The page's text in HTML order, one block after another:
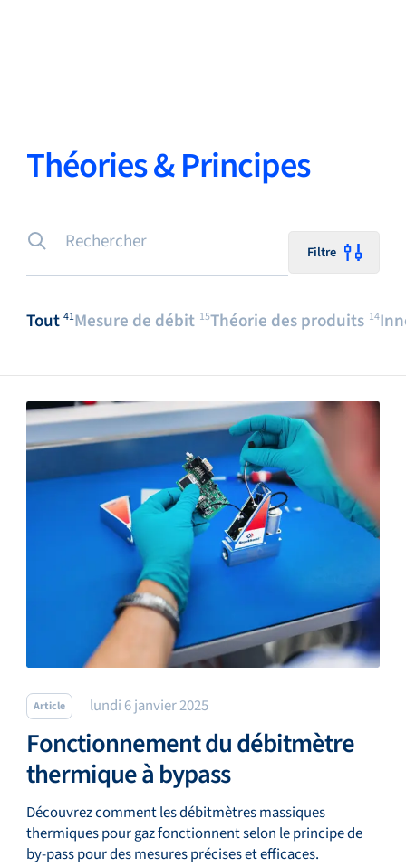
Applications
Service et assistance
Académie Flow
Bronkhorst
Contact
Théories & Principes
Filtre
Tout 41Mesure de débit 15Théorie des produits 14
Article lundi 6 janvier 2025
Fonctionnement du débitmètre
thermique à bypass
Découvrez comment les débitmètres massiques
thermiques pour gaz fonctionnent selon le principe de
by-pass pour des mesures précises et efficaces.